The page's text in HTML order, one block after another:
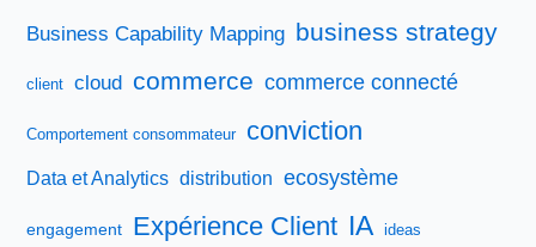
Business Capability Mapping business strategy
client cloud commerce commerce connecté
Comportement consommateur conviction
Data et Analytics distribution ecosystème
engagement Expérience Client IA ideas